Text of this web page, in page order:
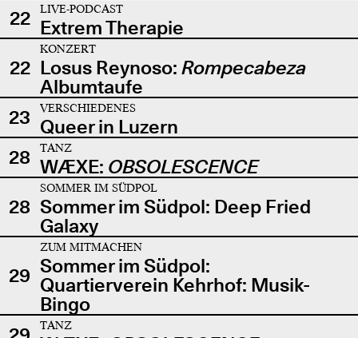
22
LIVE-PODCAST
Extrem Therapie
22
KONZERT
Losus Reynoso: Rompecabeza
Albumtaufe
23
VERSCHIEDENES
Queer in Luzern
28
TANZ
WÆXE: OBSOLESCENCE
28
SOMMER IM SÜDPOL
Sommer im Südpol: Deep Fried
Galaxy
29
ZUM MITMACHEN
Sommer im Südpol:
Quartierverein Kehrhof: Musik-
Bingo
TANZ